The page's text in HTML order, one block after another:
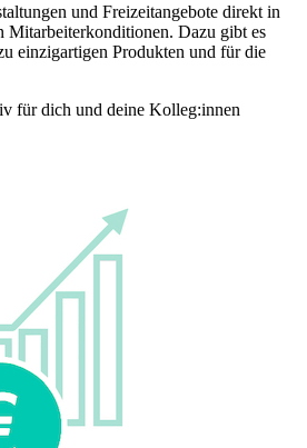
und Freizeitangebote direkt in
Mitarbeiterkonditionen. Dazu gibt es
einzigartigen Produkten und für die
für dich und deine Kolleg:innen